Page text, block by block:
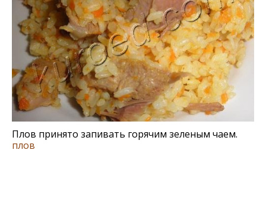
Плов принято запивать горячим зеленым чаем.
плов